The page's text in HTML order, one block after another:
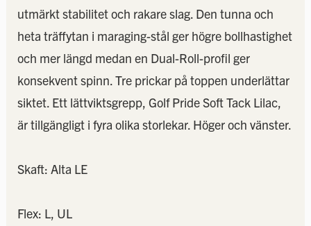
utmärkt stabilitet och rakare slag. Den tunna och
heta träffytan i maraging-stål ger högre bollhastighet
och mer längd medan en Dual-Roll-profil ger
konsekvent spinn. Tre prickar på toppen underlättar
siktet. Ett lättviktsgrepp, Golf Pride Soft Tack Lilac,
är tillgängligt i fyra olika storlekar. Höger och vänster.
Skaft: Alta LE
Flex: L, UL